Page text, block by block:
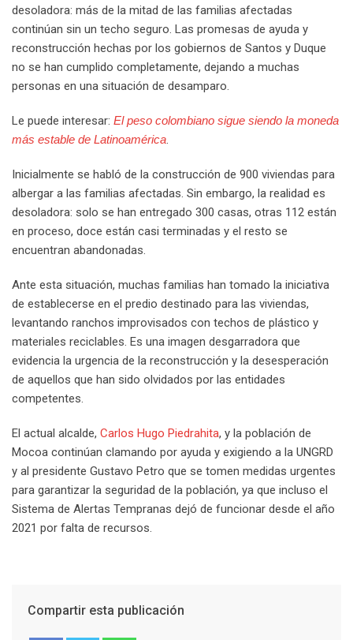
desoladora: más de la mitad de las familias afectadas
continúan sin un techo seguro. Las promesas de ayuda y
reconstrucción hechas por los gobiernos de Santos y Duque
no se han cumplido completamente, dejando a muchas
personas en una situación de desamparo.
Le puede interesar: El peso colombiano sigue siendo la moneda
más estable de Latinoamérica.
Inicialmente se habló de la construcción de 900 viviendas para
albergar a las familias afectadas. Sin embargo, la realidad es
desoladora: solo se han entregado 300 casas, otras 112 están
en proceso, doce están casi terminadas y el resto se
encuentran abandonadas.
Ante esta situación, muchas familias han tomado la iniciativa
de establecerse en el predio destinado para las viviendas,
levantando ranchos improvisados con techos de plástico y
materiales reciclables. Es una imagen desgarradora que
evidencia la urgencia de la reconstrucción y la desesperación
de aquellos que han sido olvidados por las entidades
competentes.
El actual alcalde, Carlos Hugo Piedrahita, y la población de
Mocoa continúan clamando por ayuda y exigiendo a la UNGRD
y al presidente Gustavo Petro que se tomen medidas urgentes
para garantizar la seguridad de la población, ya que incluso el
Sistema de Alertas Tempranas dejó de funcionar desde el año
2021 por falta de recursos.
Compartir esta publicación